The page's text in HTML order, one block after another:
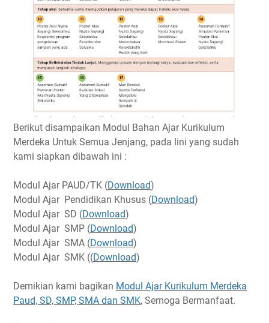
Berikut disampaikan Modul Bahan Ajar Kurikulum
Merdeka Untuk Semua Jenjang, pada lini yang sudah
kami siapkan dibawah ini :
Modul Ajar PAUD/TK (Download)
Modul Ajar Pendidikan Khusus (Download)
Modul Ajar SD (Download)
Modul Ajar SMP (Download)
Modul Ajar SMA (Download)
Modul Ajar SMK ((Download)
Demikian kami bagikan Modul Ajar Kurikulum Merdeka
Paud, SD, SMP, SMA dan SMK, Semoga Bermanfaat.